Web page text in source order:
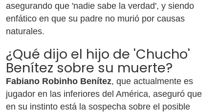
asegurando que 'nadie sabe la verdad', y siendo
enfático en que su padre no murió por causas
naturales.
¿Qué dijo el hijo de 'Chucho'
Benítez sobre su muerte?
Fabiano Robinho Benítez, que actualmente es
jugador en las inferiores del América, aseguró que
en su instinto está la sospecha sobre el posible